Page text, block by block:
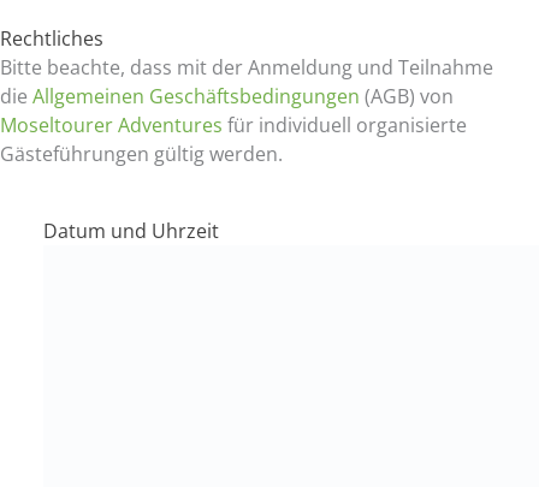
Rechtliches
Bitte beachte, dass mit der Anmeldung und Teilnahme
die Allgemeinen Geschäftsbedingungen (AGB) von
Moseltourer Adventures für individuell organisierte
Gästeführungen gültig werden.
Datum und Uhrzeit